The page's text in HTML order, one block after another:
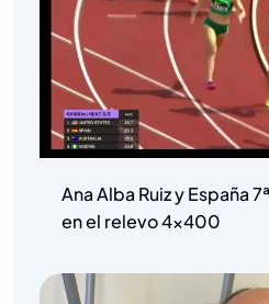
Ana Alba Ruiz y España
en el relevo 4×400